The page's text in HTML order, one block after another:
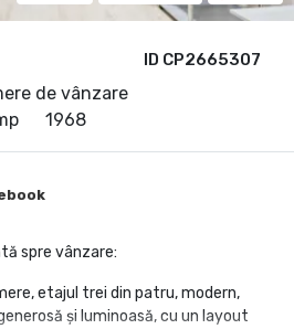
ID CP2665307
de vânzare
1968
spre vânzare:
etajul trei din patru, modern,
și luminoasă, cu un layout